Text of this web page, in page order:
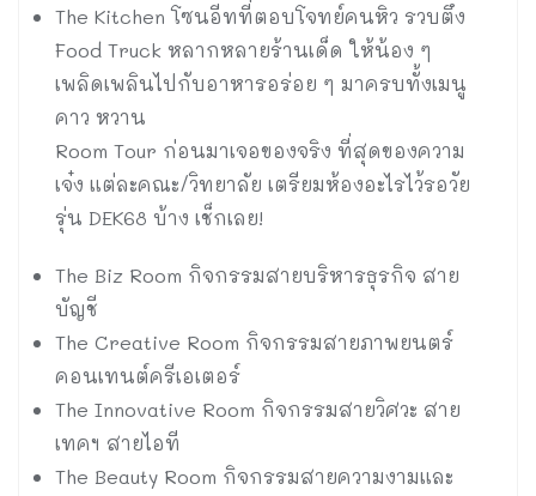
The Kitchen โซนอีทที่ตอบโจทย์คนหิว รวบตึง
Food Truck หลากหลายร้านเด็ด ให้น้อง ๆ
เพลิดเพลินไปกับอาหารอร่อย ๆ มาครบทั้งเมนู
คาว หวาน
Room Tour ก่อนมาเจอของจริง ที่สุดของความ
เจ๋ง แต่ละคณะ/วิทยาลัย เตรียมห้องอะไรไว้รอวัย
รุ่น DEK68 บ้าง เช็กเลย!
The Biz Room กิจกรรมสายบริหารธุรกิจ สาย
บัญชี
The Creative Room กิจกรรมสายภาพยนตร์
คอนเทนต์ครีเอเตอร์
The Innovative Room กิจกรรมสายวิศวะ สาย
เทคฯ สายไอที
The Beauty Room กิจกรรมสายความงามและ